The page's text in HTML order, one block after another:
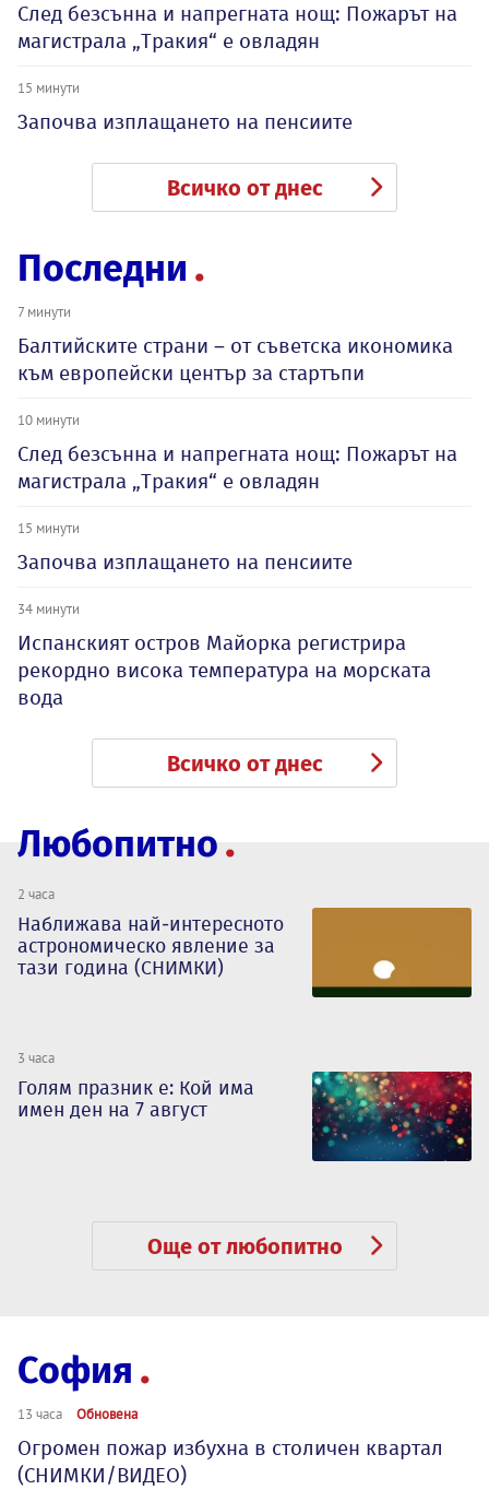
След безсънна и напрегната нощ: Пожарът на
магистрала „Тракия“ е овладян
15 минути
Започва изплащането на пенсиите
Всичко от днес
Последни
7 минути
Балтийските страни – от съветска икономика
към европейски център за стартъпи
10 минути
След безсънна и напрегната нощ: Пожарът на
магистрала „Тракия“ е овладян
15 минути
Започва изплащането на пенсиите
34 минути
Испанският остров Майорка регистрира
рекордно висока температура на морската
вода
Всичко от днес
Любопитно
2 часа
Наближава най-интересното
астрономическо явление за
тази година (СНИМКИ)
3 часа
Голям празник е: Кой има
имен ден на 7 август
Още от любопитно
София
13 часа Обновена
Огромен пожар избухна в столичен квартал
(СНИМКИ/ВИДЕО)